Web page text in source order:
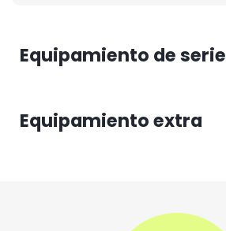
Equipamiento de serie
Equipamiento extra